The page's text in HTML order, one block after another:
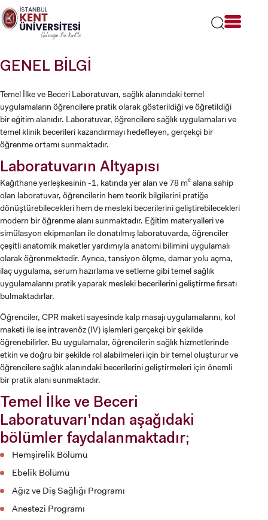
Lütfen
dikkat:
Bu
bir
sistemi
içerir.
GENEL BİLGİ
Temel İlke ve Beceri Laboratuvarı, sağlık alanındaki temel
uygulamaların öğrencilere pratik olarak gösterildiği ve öğretildiği
bir eğitim alanıdır. Laboratuvar, öğrencilere sağlık uygulamaları ve
temel klinik becerileri kazandırmayı hedefleyen, gerçekçi bir
öğrenme ortamı sunmaktadır.
Laboratuvarın Altyapısı
Kağıthane yerleşkesinin -1. katında yer alan ve 78 m² alana sahip
olan laboratuvar, öğrencilerin hem teorik bilgilerini pratiğe
dönüştürebilecekleri hem de mesleki becerilerini geliştirebilecekleri
modern bir öğrenme alanı sunmaktadır. Eğitim materyalleri ve
simülasyon ekipmanları ile donatılmış laboratuvarda, öğrenciler
çeşitli anatomik maketler yardımıyla anatomi bilimini uygulamalı
olarak öğrenmektedir. Ayrıca, tansiyon ölçme, damar yolu açma,
ilaç uygulama, serum hazırlama ve setleme gibi temel sağlık
uygulamalarını pratik yaparak mesleki becerilerini geliştirme fırsatı
bulmaktadırlar.
Öğrenciler, CPR maketi sayesinde kalp masajı uygulamalarını, kol
maketi ile ise intravenöz (IV) işlemleri gerçekçi bir şekilde
öğrenebilirler. Bu uygulamalar, öğrencilerin sağlık hizmetlerinde
etkin ve doğru bir şekilde rol alabilmeleri için bir temel oluşturur ve
öğrencilere sağlık alanındaki becerilerini geliştirmeleri için önemli
bir pratik alanı sunmaktadır.
Temel İlke ve Beceri
Laboratuvarı’ndan aşağıdaki
bölümler faydalanmaktadır;
Hemşirelik Bölümü
Ebelik Bölümü
Ağız ve Diş Sağlığı Programı
Anestezi Programı